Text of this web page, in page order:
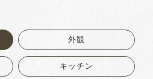
外観
キッチン